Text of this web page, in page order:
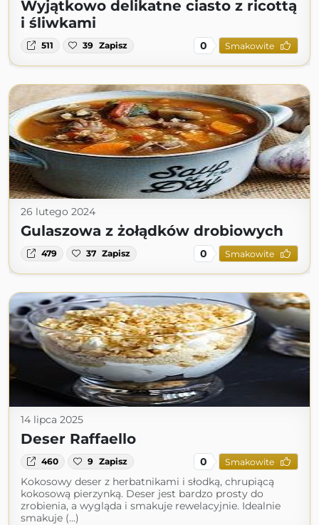
Wyjątkowo delikatne ciasto z ricottą
i śliwkami
511 39 Zapisz 0 Smakowite
26 lutego 2024
Gulaszowa z żołądków drobiowych
479 37 Zapisz 0 Smakowite
14 lipca 2025
Deser Raffaello
460 9 Zapisz 0 Smakowite
Kokosowy deser z herbatnikami i słodką, chrupiącą
kokosową pierzynką. Deser jest bardzo prosty do
zrobienia, a wygląda i smakuje rewelacyjnie. Idealnie
smakuje (...)